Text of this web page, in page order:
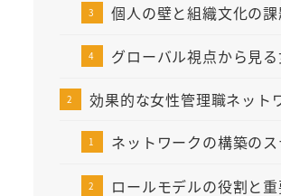
個人の壁と組織文化の課
グローバル視点から見
効果的な女性管理職ネット
ネットワークの構築の
ロールモデルの役割と